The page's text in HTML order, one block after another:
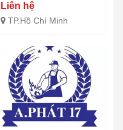
Liên hệ
TP.Hồ Chí Minh